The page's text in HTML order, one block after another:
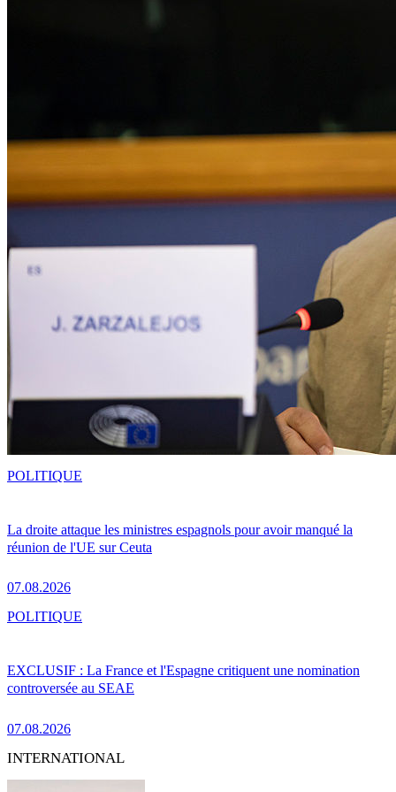
La droite attaque les ministres espagnols pour avoir manqué la
réunion de l'UE sur Ceuta
07.08.2026
POLITIQUE
EXCLUSIF : La France et l'Espagne critiquent une nomination
controversée au SEAE
07.08.2026
POLITIQUE
INTERNATIONAL